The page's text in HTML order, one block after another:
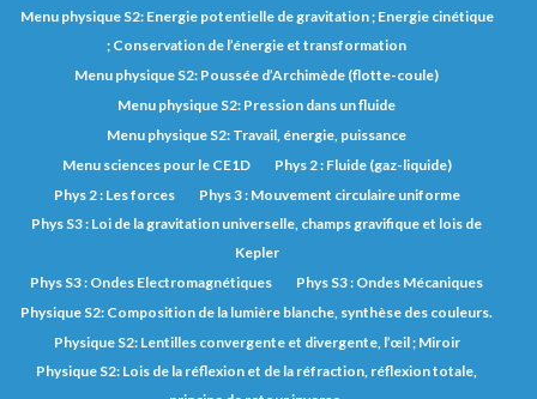
Menu physique S2: Energie potentielle de gravitation ; Energie cinétique
; Conservation de l’énergie et transformation
Menu physique S2: Poussée d’Archimède (flotte-coule)
Menu physique S2: Pression dans un fluide
Menu physique S2: Travail, énergie, puissance
Menu sciences pour le CE1D
Phys 2 : Fluide (gaz-liquide)
Phys 2 : Les forces
Phys 3 : Mouvement circulaire uniforme
Phys S3 : Loi de la gravitation universelle, champs gravifique et lois de
Kepler
Phys S3 : Ondes Electromagnétiques
Phys S3 : Ondes Mécaniques
Physique S2: Composition de la lumière blanche, synthèse des couleurs.
Physique S2: Lentilles convergente et divergente, l’œil ; Miroir
Physique S2: Lois de la réflexion et de la réfraction, réflexion totale,